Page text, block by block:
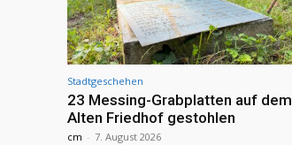
Stadtgeschehen
23 Messing-Grabplatten auf dem
Alten Friedhof gestohlen
cm - 7. August 2026